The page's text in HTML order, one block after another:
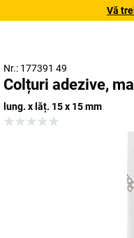
Vă
Nr.: 177391 49
Colțuri adezive,
lung. x lăț. 15 x 15 mm